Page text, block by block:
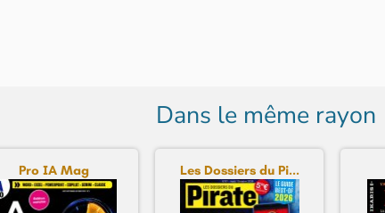
Dans le même rayon
Pro IA Mag Les Dossiers du Pi...